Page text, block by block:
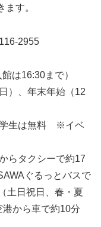
す。
2955
は16:30まで）
）、年末年始（12
学生は無料 ※イベ
らタクシーで約17
ぐるっとバスで
土日祝日、春・夏
から車で約10分